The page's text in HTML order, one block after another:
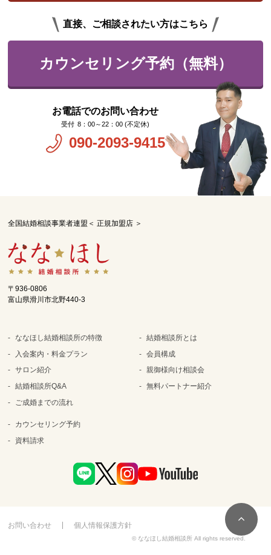
直接、ご相談されたい方はこちら
カウンセリング予約（無料）
お電話でのお問い合わせ
8：00～22：00 (不定休)
090-2093-9415
全国結婚相談事業者連盟＜ 正規加盟店 ＞
〒936-0806
富山県滑川市北野440-3
ななほし結婚相談所の特徴
入会案内・料金プラン
サロン紹介
結婚相談所Q&A
ご成婚までの流れ
結婚相談所とは
会員構成
親御様向け相談会
無料パートナー紹介
カウンセリング予約
資料請求
お問い合わせ 個人情報保護方針
© ななほし結婚相談所 All rights reserved.